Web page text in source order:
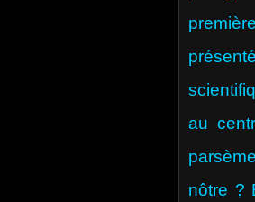
au
nôtre ?